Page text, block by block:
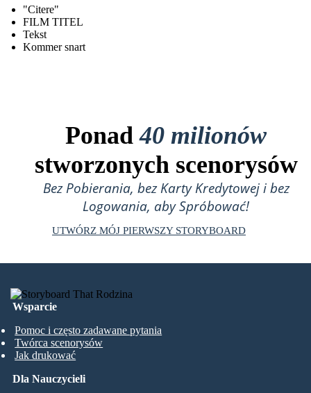
"Citere"
FILM TITEL
Tekst
Kommer snart
Ponad40 milionów
stworzonych scenorysów
Bez Pobierania, bez Karty Kredytowej i bez
Logowania, aby Spróbować!
UTWÓRZ MÓJ PIERWSZY STORYBOARD
Wsparcie
Pomoc i często zadawane pytania
Twórca scenorysów
Jak drukować
Dla Nauczycieli